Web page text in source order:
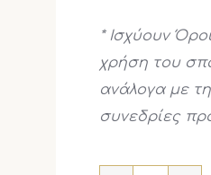
* Ισχύουν
χρήση του
ανάλογα με
συνεδρίες